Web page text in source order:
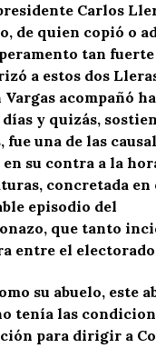
Carlos
de quien copió o
tan
a estos dos
Vargas acompañó
y quizás,
fue una de las
su contra a la
concretada en
episodio del
que tanto
entre el
su abuelo, este
tenía las
para dirigir a